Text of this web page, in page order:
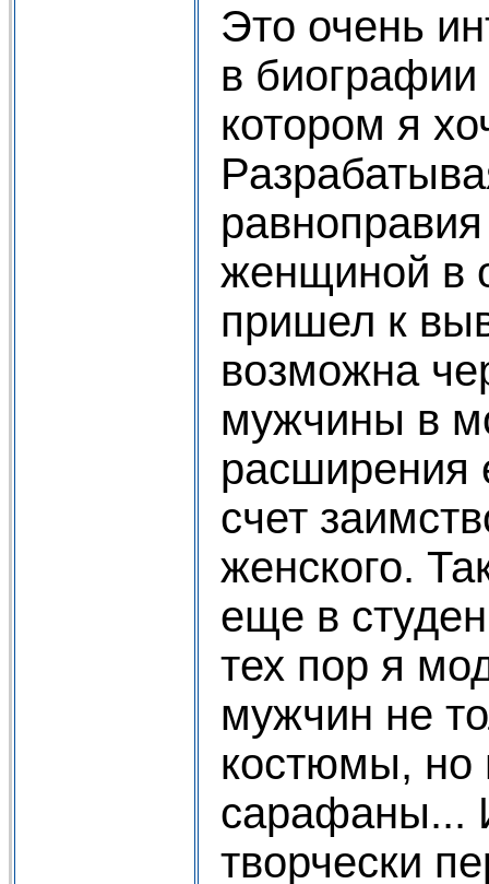
Это очень
в
котором я
женщиной в
пришел к
возможна
мужчины в
расширения
счет
женского.
еще в
тех пор я
мужчин не
костюмы, но
сарафаны...
творчески